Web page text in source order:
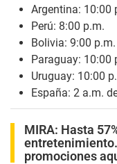
Argentina: 10:00
Perú: 8:00 p.m.
Bolivia: 9:00 p.m.
Paraguay: 10:00
Uruguay: 10:00
España: 2 a.m.
MIRA: Hasta
promociones